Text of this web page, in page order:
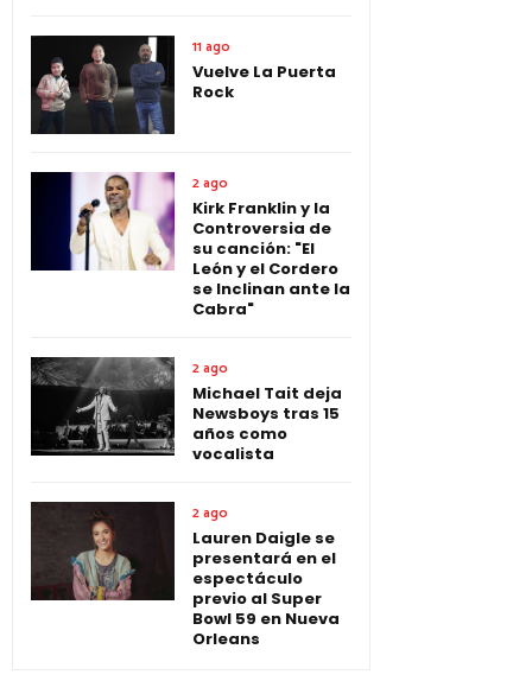
11 ago
Vuelve La Puerta
Rock
2 ago
Kirk Franklin y la
Controversia de
su canción: "El
León y el Cordero
se Inclinan ante la
Cabra"
2 ago
Michael Tait deja
Newsboys tras 15
años como
vocalista
2 ago
Lauren Daigle se
presentará en el
espectáculo
previo al Super
Bowl 59 en Nueva
Orleans